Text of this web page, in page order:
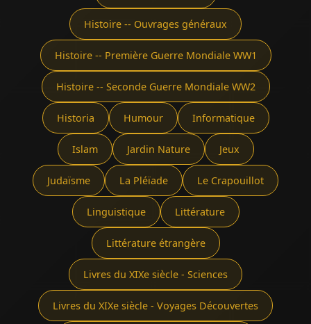
Histoire -- Ouvrages généraux
Histoire -- Première Guerre Mondiale WW1
Histoire -- Seconde Guerre Mondiale WW2
Historia Humour Informatique
Islam Jardin Nature Jeux
Judaïsme La Pléïade Le Crapouillot
Linguistique Littérature
Littérature étrangère
Livres du XIXe siècle - Sciences
Livres du XIXe siècle - Voyages Découvertes